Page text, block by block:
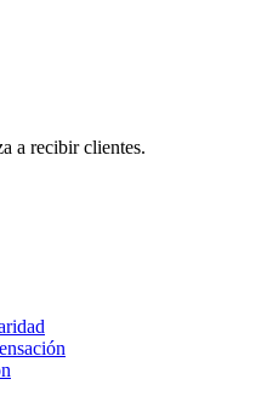
a recibir clientes.